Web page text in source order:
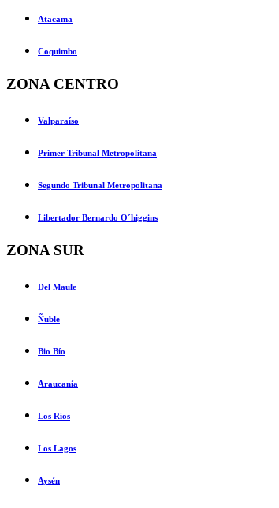
Atacama
Coquimbo
ZONA CENTRO
Valparaíso
Primer Tribunal Metropolitana
Segundo Tribunal Metropolitana
Libertador Bernardo O´higgins
ZONA SUR
Del Maule
Ñuble
Bio Bío
Araucanía
Los Ríos
Los Lagos
Aysén